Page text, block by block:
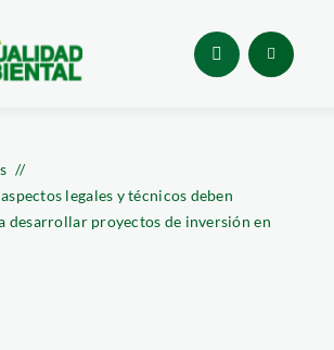
legales y técnicos deben
desarrollar proyectos de inversión en